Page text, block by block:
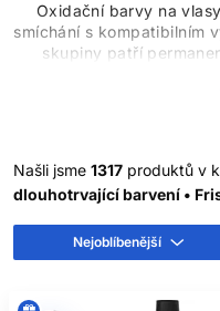
Oxidační barvy na
smíchání s kompatibilním
skupiny patří
dobou působení,
JAK
Po spojení barvicího
Našli jsme 1317 produktů v
dlouhotrvající barvení •
Nejoblíbenější